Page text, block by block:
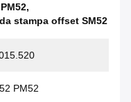
,
stampa offset SM52
PM52